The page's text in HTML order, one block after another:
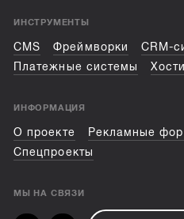
ИНСТРУМЕНТЫ
CMS Фреймворки
CRM-
Платежные системы
ИНФОРМАЦИЯ
О проекте Рекламные
Спецпроекты
МЫ НА СВЯЗИ